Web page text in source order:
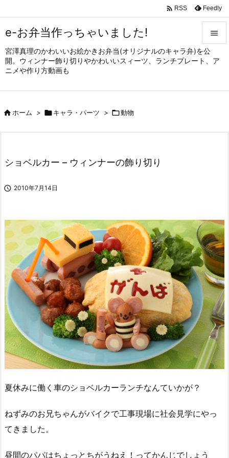
e-お弁当作っちゃいました!
宮澤真理のかわいいお絵かきお弁当(オリジナルのキャラ弁)を公
開。ウィンナー飾り切りやかわいいスィーツ、ランチプレート、ア
ニメや作り方動画も


メニュ
サイド

 RSS Feedly
ホーム > キャラ・パーツ > 動物
ショベルカー – ウィンナーの飾り切り
 2010年7月14日
夏休みに働く車のショベルカーランチなんていかが？
ねずみのお兄ちゃんがバイクで工事現場に社会見学にやっ
てきました。
昼間のパパはちょっとちがうねえ！ってかんじでしょう